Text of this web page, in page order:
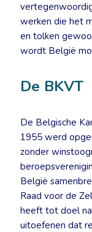
werken die het
en tolken
wordt België
De BKVT
De Belgische
1955 werd
zonder
België
Raad voor de
heeft tot doel
uitoefenen dat